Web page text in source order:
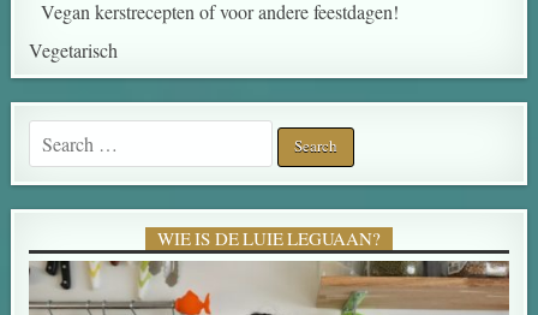
Vegan kerstrecepten of voor andere feestdagen!
Vegetarisch
Search for:
WIE IS DE LUIE LEGUAAN?